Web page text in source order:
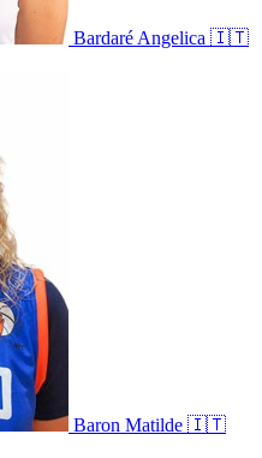
Bardaré Angelica 🇮🇹
Baron Matilde 🇮🇹